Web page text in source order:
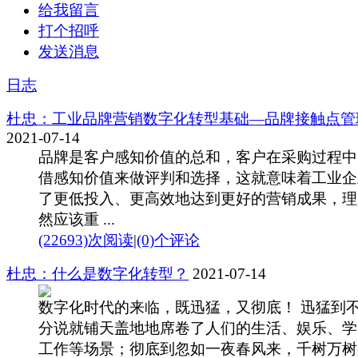
给我留言
打个招呼
发送消息
日志
杜忠：工业品牌营销数字化转型基础—品牌接触点
2021-07-14
品牌是客户感知价值的总和，客户在采购过程
借感知价值来做评判和选择，这就意味着工业
了更低投入、更高效地达到更好的营销成果，
然应该重 ...
(22693)次阅读|(0)个评论
杜忠：什么是数字化转型？ 2021-07-14
数字化时代的来临，既迅猛，又彻底！ 迅猛到
分说就铺天盖地地席卷了人们的生活、娱乐、
工作等场景；彻底到忽如一夜春风来，千树万